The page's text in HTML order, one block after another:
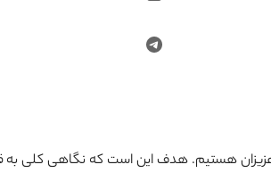
هستیم. هدف این است که نگاهی کلی به